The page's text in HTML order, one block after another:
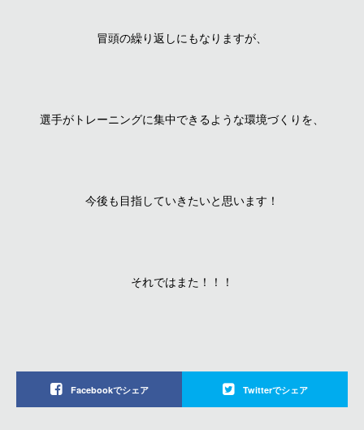
冒頭の繰り返しにもなりますが、
選手がトレーニングに集中できるような環境づくりを、
今後も目指していきたいと思います！
それではまた！！！
Facebookでシェア Twitterでシェア